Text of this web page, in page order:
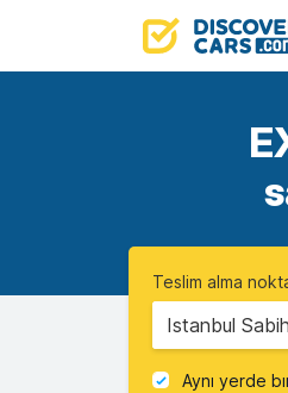
Teslim alma
Istanbul
Aynı yerde